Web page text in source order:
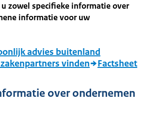
zowel specifieke informatie over
informatie voor uw
advies buitenland
vinden
Factsheet
over ondernemen